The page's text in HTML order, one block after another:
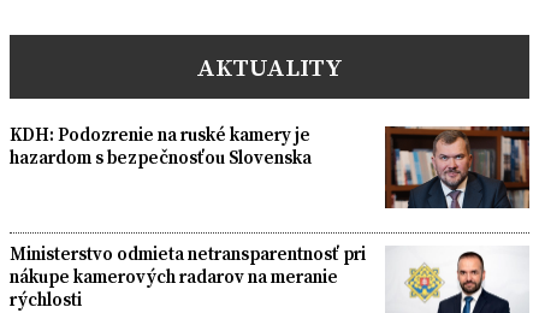
AKTUALITY
KDH: Podozrenie na ruské kamery je
hazardom s bezpečnosťou Slovenska
Ministerstvo odmieta netransparentnosť pri
nákupe kamerových radarov na meranie
rýchlosti